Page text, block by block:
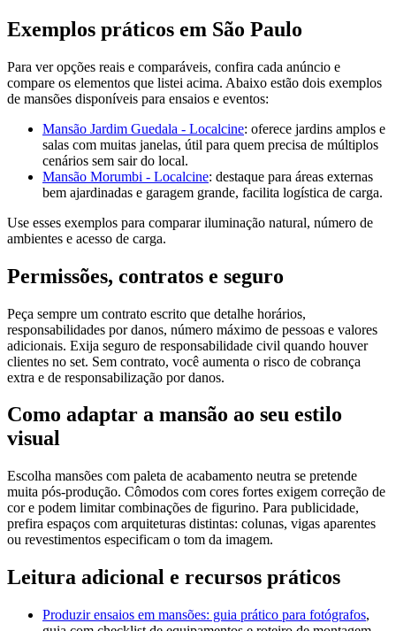
Exemplos práticos em São Paulo
Para ver opções reais e comparáveis, confira cada anúncio e
compare os elementos que listei acima. Abaixo estão dois exemplos
de mansões disponíveis para ensaios e eventos:
Mansão Jardim Guedala - Localcine: oferece jardins amplos e
salas com muitas janelas, útil para quem precisa de múltiplos
cenários sem sair do local.
Mansão Morumbi - Localcine: destaque para áreas externas
bem ajardinadas e garagem grande, facilita logística de carga.
Use esses exemplos para comparar iluminação natural, número de
ambientes e acesso de carga.
Permissões, contratos e seguro
Peça sempre um contrato escrito que detalhe horários,
responsabilidades por danos, número máximo de pessoas e valores
adicionais. Exija seguro de responsabilidade civil quando houver
clientes no set. Sem contrato, você aumenta o risco de cobrança
extra e de responsabilização por danos.
Como adaptar a mansão ao seu estilo
visual
Escolha mansões com paleta de acabamento neutra se pretende
muita pós-produção. Cômodos com cores fortes exigem correção de
cor e podem limitar combinações de figurino. Para publicidade,
prefira espaços com arquiteturas distintas: colunas, vigas aparentes
ou revestimentos especificam o tom da imagem.
Leitura adicional e recursos práticos
Produzir ensaios em mansões: guia prático para fotógrafos,